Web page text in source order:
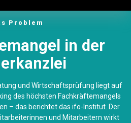
Problem
in der
und Wirtschaftsprüfung liegt auf
des höchsten Fachkräftemangels
– das berichtet das ifo-Institut. Der
und Mitarbeitern wirkt